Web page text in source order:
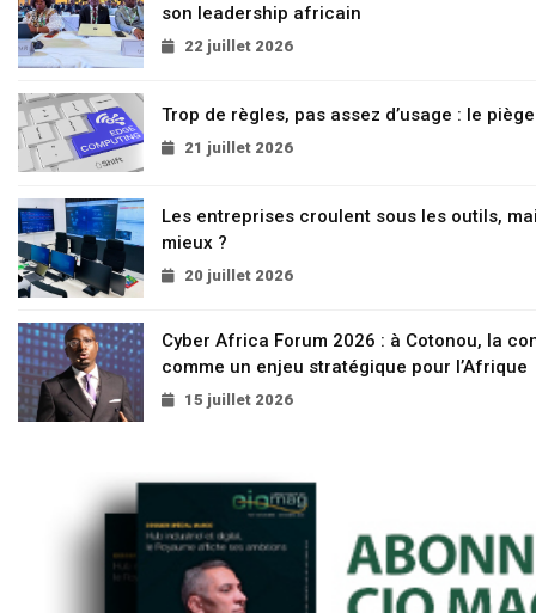
son leadership africain
22 juillet 2026
Trop de règles, pas assez d’usage : le
21 juillet 2026
Les entreprises croulent sous les outils,
mieux ?
20 juillet 2026
Cyber Africa Forum 2026 : à Cotonou, la
comme un enjeu stratégique pour l’Afrique
15 juillet 2026